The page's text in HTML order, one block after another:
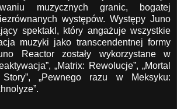
muzycznych granic, bogatej
występów. Występy Juno
spektakl, który angażuje wszystkie
muzyki jako transcendentnej formy
Reactor zostały wykorzystane w
„Matrix: Rewolucje”, „Mortal
Story”, „Pewnego razu w Meksyku: